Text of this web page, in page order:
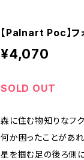
【Palnart Poc】フ
¥4,070
SOLD OUT
森に住む物知りなフク
何か困ったことがあ
星を掴む足の後ろ側